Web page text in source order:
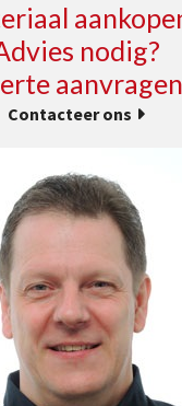
nodig?
Contacteer ons